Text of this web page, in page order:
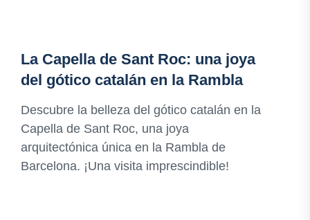
La Capella de Sant Roc: una joya
del gótico catalán en la Rambla
Descubre la belleza del gótico catalán en la
Capella de Sant Roc, una joya
arquitectónica única en la Rambla de
Barcelona. ¡Una visita imprescindible!